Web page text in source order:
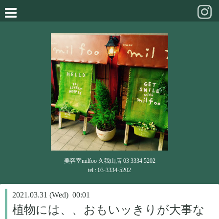
美容室milfoo 久我山店 03 3334 5202
tel : 03-3334-5202
2021.03.31 (Wed) 00:01
植物には、、おもいッきりが大事な